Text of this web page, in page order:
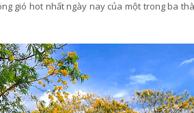
gió hot nhất ngày nay của một trong ba